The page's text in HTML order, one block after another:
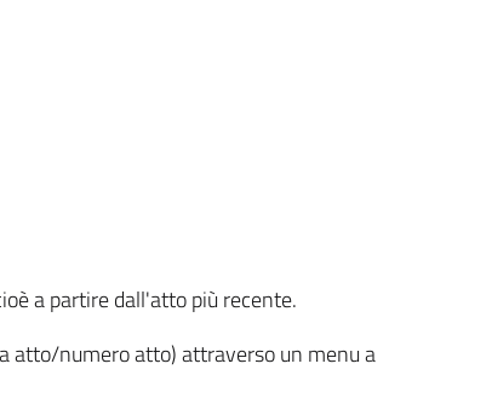
a partire dall'atto più recente.
atto/numero atto) attraverso un menu a